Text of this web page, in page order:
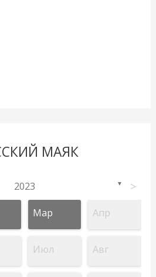
МАЯК
2023 ▼ >
Мар Апр
Июл Авг